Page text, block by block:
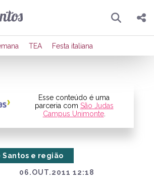
Pesquisar
Compartilhar
Publicar no Facebook
TEA Festa italiana
Esse conteúdo é uma
parceria com São Judas
Campus Unimonte.
06.OUT.2011 12:18
Santos e região